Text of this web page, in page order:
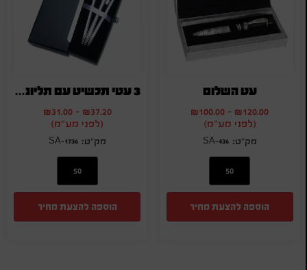
עט השלום
₪120.00
-
₪100.00
(לפני מע"מ)
SA-436
הוספה להצעת מחיר
3 עטי תכשיט עם תליונים שונים
₪37.20
-
₪31.00
(לפני מע"מ)
SA-1736
הוספה להצעת מחיר